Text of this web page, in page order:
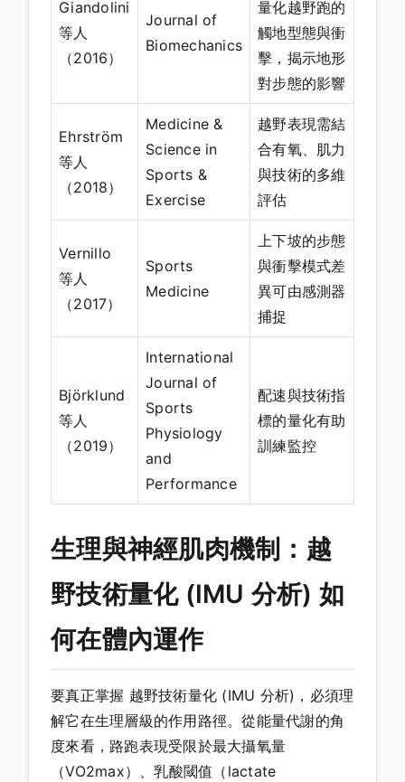
Giandolini
等人
（2016）
Journal of
Biomechanics
量化越野跑的
觸地型態與衝
擊，揭示地形
對步態的影響
Ehrström
等人
（2018）
Medicine &
Science in
Sports &
Exercise
越野表現需結
合有氧、肌力
與技術的多維
評估
Vernillo
等人
（2017）
Sports
Medicine
上下坡的步態
與衝擊模式差
異可由感測器
捕捉
Björklund
等人
（2019）
International
Journal of
Sports
Physiology
and
Performance
配速與技術指
標的量化有助
訓練監控
生理與神經肌肉機制：越
野技術量化 (IMU 分析) 如
何在體內運作
要真正掌握 越野技術量化 (IMU 分析)，必須理
解它在生理層級的作用路徑。從能量代謝的角
度來看，路跑表現受限於最大攝氧量
（VO2max）、乳酸閾值（lactate